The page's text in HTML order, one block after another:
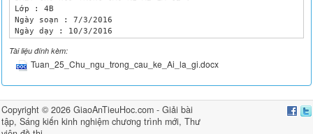
Lớp : 4B
Ngày soạn : 7/3/2016
Ngày dạy : 10/3/2016
Sau khi học bài này, HS biết:
-Nắm được ý nghĩa và cấu tạo của chủ ngữ trong câu kể Ai là
II.-Đồ dùng dạy học
- Bốn băng giấy – mỗi băng viết một câu kể Ai là gì ? trong
- Bảng lớp viết các VN ở cột B – BT2 , 4 mảnh bìa viết riêng
III. Các hoạt động dạy – học :
Hoạt động dạy
Tài liệu đính kèm:
Tuan_25_Chu_ngu_trong_cau_ke_Ai_la_gi.docx
Copyright © 2026 GiaoAnTieuHoc.com -Giải bài
tập,Sáng kiến kinh nghiệm chương trình mới,Thư